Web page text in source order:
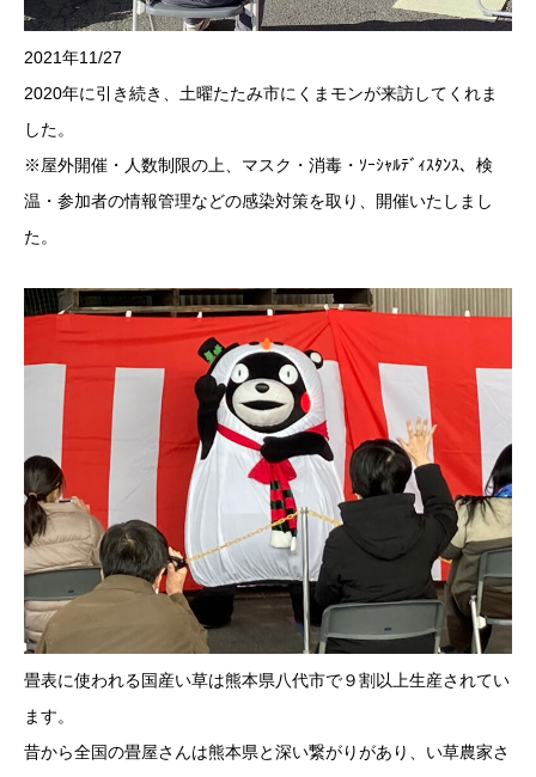
2021年11/27
2020年に引き続き、土曜たたみ市にくまモンが来訪してくれま
した。
※屋外開催・人数制限の上、マスク・消毒・ｿｰｼｬﾙﾃﾞｨｽﾀﾝｽ、検
温・参加者の情報管理などの感染対策を取り、開催いたしまし
た。
畳表に使われる国産い草は熊本県八代市で９割以上生産されてい
ます。
昔から全国の畳屋さんは熊本県と深い繋がりがあり、い草農家さ